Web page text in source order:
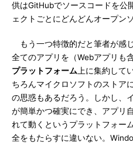
供はGitHubでソースコードを公
ェクトごとにどんどんオープン
もう一つ特徴的だと筆者が感
全てのアプリを（Webアプリも含
プラットフォーム 上に集約して
ちろんマイクロソフトのストア
の思惑もあるだろう。しかし、
が簡単かつ確実にでき、アプリ
れて動くというプラットフォー
全をもたらすに違いない。